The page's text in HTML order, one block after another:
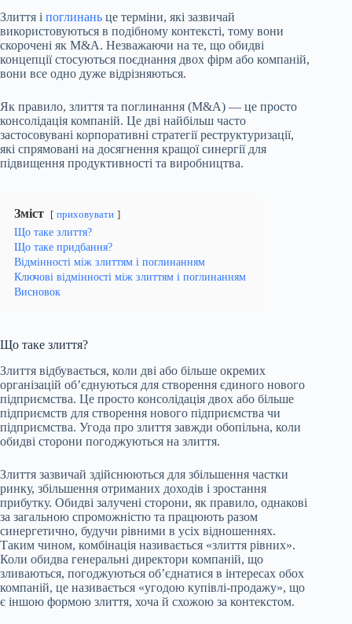
Злиття і поглинань це терміни, які зазвичай
використовуються в подібному контексті, тому вони
скорочені як M&A. Незважаючи на те, що обидві
концепції стосуються поєднання двох фірм або компаній,
вони все одно дуже відрізняються.
Як правило, злиття та поглинання (M&A) — це просто
консолідація компаній. Це дві найбільш часто
застосовувані корпоративні стратегії реструктуризації,
які спрямовані на досягнення кращої синергії для
підвищення продуктивності та виробництва.
Зміст приховувати
Що таке злиття?
Що таке придбання?
Відмінності між злиттям і поглинанням
Ключові відмінності між злиттям і поглинанням
Висновок
Що таке злиття?
Злиття відбувається, коли дві або більше окремих
організацій об’єднуються для створення єдиного нового
підприємства. Це просто консолідація двох або більше
підприємств для створення нового підприємства чи
підприємства. Угода про злиття завжди обопільна, коли
обидві сторони погоджуються на злиття.
Злиття зазвичай здійснюються для збільшення частки
ринку, збільшення отриманих доходів і зростання
прибутку. Обидві залучені сторони, як правило, однакові
за загальною спроможністю та працюють разом
синергетично, будучи рівними в усіх відношеннях.
Таким чином, комбінація називається «злиття рівних».
Коли обидва генеральні директори компаній, що
зливаються, погоджуються об’єднатися в інтересах обох
компаній, це називається «угодою купівлі-продажу», що
є іншою формою злиття, хоча й схожою за контекстом.